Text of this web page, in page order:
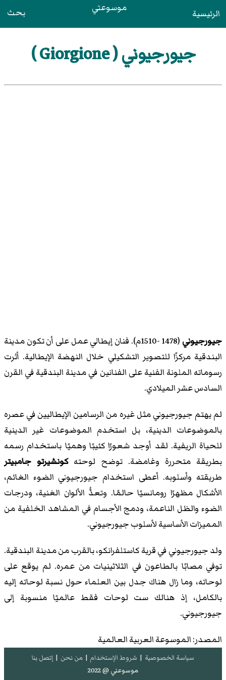
الرئيسية موسوعتي بحث
جيورجيوني ( Giorgione )
جيورجيوني
(1478 -1510م). فنان إيطالي عمل على أن تكون مدينة
البندقية مركزًا للتصوير التشكيلي خلال النهضة الإيطالية. أثرت
رسوماته الملونة الفنية على الفنانين في مدينة البندقية في القرن
السادس عشر الميلادي.
لم يهتم جيورجيوني مثل غيره من الرسامين الإيطاليين في عصره
بالموضوعات الدينية، بل استخدم الموضوعات غير الدينية
للحياة الريفية. لقد أوجد شعورًا كئيبًا وهميًا باستخدام رسمه
بطريقة متحررة وغامضة. توضح لوحتهكونشيرتو جامبيتر
طريقته وأسلوبه. أعطى استخدام جيورجيوني الضوء الغائم،
الأشكال مظهرًا رومانسيًا حالمًا. وتعدُّ الألوان الغنية، ودرجات
الضوء والظل الناعمة، ودمج الأجسام في المشاهد الخلفية من
المميزات الأساسية لأسلوب جيورجيوني.
ولد جيورجيوني في قرية كاستلفرانكو، بالقرب من مدينة البندقية.
توفي مصابًا بالطاعون في الثلاثينيات من عمره. لم يوقع على
لوحاته، وما زال هناك جدل بين العلماء حول نسبة لوحاته إليه
بالكامل، إذ هنالك ست لوحات فقط عالميًا منسوبة إلى
جيورجيوني.
المصدر: الموسوعة العربية العالمية
سياسة الخصوصية | شروط الإستخدام | من نحن | إتصل بنا
موسوعتي @ 2022